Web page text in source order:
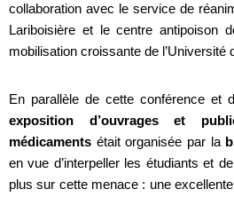
collaboration avec le service de
Lariboisière et le centre antipoison
mobilisation croissante de l’Université
En parallèle de cette conférence et
exposition d’ouvrages et
médicaments était organisée par la
en vue d’interpeller les étudiants et
plus sur cette menace : une